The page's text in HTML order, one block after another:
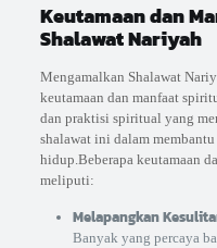
Keutamaan dan
Shalawat Nariyah
Mengamalkan Shalawat
keutamaan dan manfaat
dan praktisi spiritual yang
shalawat ini dalam
hidup.Beberapa keutamaan
meliputi:
Melapangkan
Banyak yang percaya